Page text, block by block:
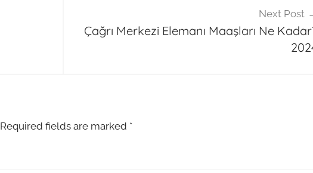
Next Post
Çağrı Merkezi Elemanı Maaşları Ne
Required fields are marked *